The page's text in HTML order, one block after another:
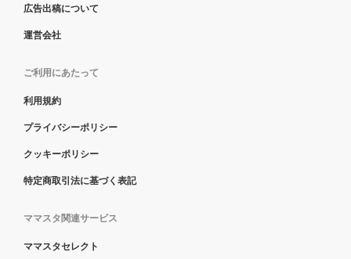
広告出稿について
運営会社
ご利用にあたって
利用規約
プライバシーポリシー
クッキーポリシー
特定商取引法に基づく表記
ママスタ関連サービス
ママスタセレクト